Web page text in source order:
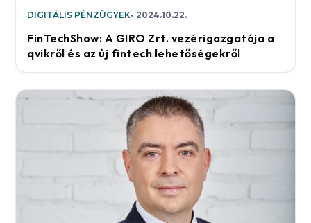
DIGITÁLIS PÉNZÜGYEK 2024.10.22.
FinTechShow: A GIRO Zrt. vezérigazgatója a
qvikről és az új fintech lehetőségekről